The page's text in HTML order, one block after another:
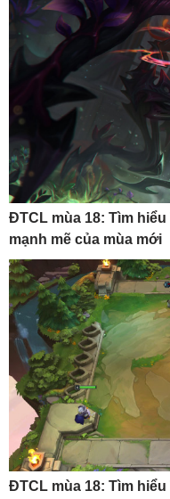
ĐTCL mùa 18: Tìm
mạnh mẽ của mùa mới
ĐTCL mùa 18: Tìm